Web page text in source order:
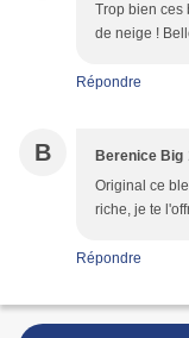
Trop bien ces
de neige !
Répondre
B Berenice Big
Original ce
riche, je te
Répondre